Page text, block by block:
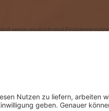
wenn es doch mal Probleme oder
Kostenstellen filtern kann.“ Sein
können, ohne dass man alle Pläne
aber der eingeschlagene Weg